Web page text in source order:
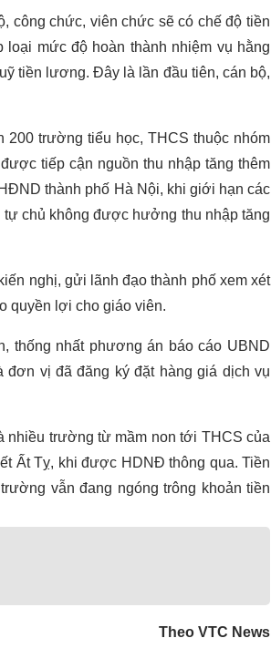
công chức, viên chức sẽ có chế độ tiền
mức độ hoàn thành nhiệm vụ hằng
tiền lương. Đây là lần đầu tiên, cán bộ,
trường tiểu học, THCS thuộc nhóm
tiếp cận nguồn thu nhập tăng thêm
thành phố Hà Nội, khi giới hạn các
chủ không được hưởng thu nhập tăng
nghị, gửi lãnh đạo thành phố xem xét
quyền lợi cho giáo viên.
thống nhất phương án báo cáo UBND
vị đã đăng ký đặt hàng giá dịch vụ
nhiều trường từ mầm non tới THCS của
Ất Tỵ, khi được HDNĐ thông qua. Tiền
vẫn đang ngóng trông khoản tiền
Theo VTC News